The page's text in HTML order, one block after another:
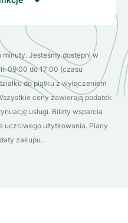
godziny
Jesteśmy dostępni w
09:00 do 17:00 (czasu
do piątku z wyłączeniem
ceny zawierają podatek
usługi. Bilety wsparcia
uczciwego użytkowania. Plany
zakupu.